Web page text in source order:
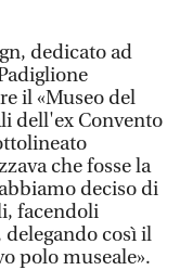
dedicato ad
il «Museo del
dell'ex Convento
che fosse la
deciso di
facendoli
così il
polo museale».